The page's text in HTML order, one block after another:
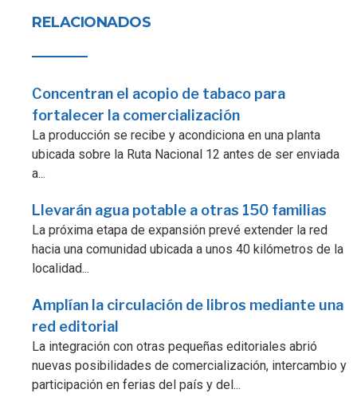
RELACIONADOS
Concentran el acopio de tabaco para
fortalecer la comercialización
La producción se recibe y acondiciona en una planta
ubicada sobre la Ruta Nacional 12 antes de ser enviada
a...
Llevarán agua potable a otras 150 familias
La próxima etapa de expansión prevé extender la red
hacia una comunidad ubicada a unos 40 kilómetros de la
localidad...
Amplían la circulación de libros mediante una
red editorial
La integración con otras pequeñas editoriales abrió
nuevas posibilidades de comercialización, intercambio y
participación en ferias del país y del...